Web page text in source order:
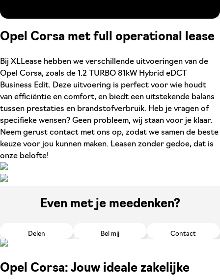
Opel Corsa met full operational lease
Bij XLLease hebben we verschillende uitvoeringen van de
Opel Corsa, zoals de 1.2 TURBO 81kW Hybrid eDCT
Business Edit. Deze uitvoering is perfect voor wie houdt
van efficiëntie en comfort, en biedt een uitstekende balans
tussen prestaties en brandstofverbruik. Heb je vragen of
specifieke wensen? Geen probleem, wij staan voor je klaar.
Neem gerust contact met ons op, zodat we samen de beste
keuze voor jou kunnen maken. Leasen zonder gedoe, dat is
onze belofte!
Even met je meedenken?
Delen Bel mij Contact
Opel Corsa: Jouw ideale zakelijke